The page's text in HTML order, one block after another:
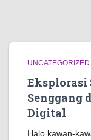
UNCATEGORIZED
Senggang
Digital
Halo kawan-